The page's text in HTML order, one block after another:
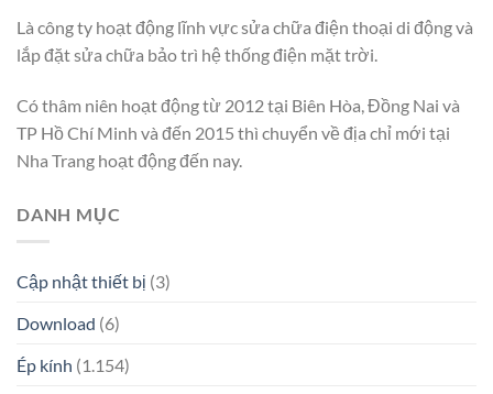
Là công ty hoạt động lĩnh vực sửa chữa điện thoại di động và
lắp đặt sửa chữa bảo trì hệ thống điện mặt trời.
Có thâm niên hoạt động từ 2012 tại Biên Hòa, Đồng Nai và
TP Hồ Chí Minh và đến 2015 thì chuyển về địa chỉ mới tại
Nha Trang hoạt động đến nay.
DANH MỤC
Cập nhật thiết bị (3)
Download (6)
Ép kính (1.154)